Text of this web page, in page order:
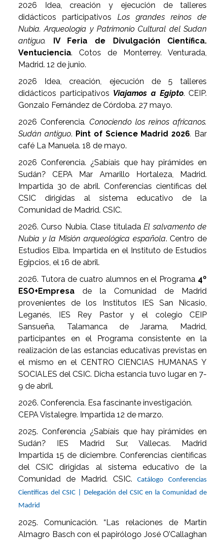
2026 Idea, creación y ejecución de talleres
didácticos participativosLos grandes reinos de
Nubia. Arqueología y Patrimonio Cultural del Sudan
antiguo.
IV Feria de Divulgación Científica.
Ventuciencia. Cotos de Monterrey. Venturada,
Madrid. 12 de junio.
2026 Idea, creación, ejecución de 5 talleres
didácticos participativos Viajamos a Egipto. CEIP.
Gonzalo Fernández de Córdoba. 27 mayo.
2026 Conferencia. Conociendo los reinos africanos.
Sudán antiguo. Pint of Science Madrid 2026. Bar
café La Manuela. 18 de mayo.
2026 Conferencia. ¿Sabíais que hay pirámides en
Sudán? CEPA Mar Amarillo Hortaleza, Madrid.
Impartida 30 de abril. Conferencias científicas del
CSIC dirigidas al sistema educativo de la
Comunidad de Madrid. CSIC.
2026. Curso Nubia. Clase tituladaEl salvamento de
Nubia y la Misión arqueológica española. Centro de
Estudios Elba. Impartida en el Instituto de Estudios
Egipcios, el 16 de abril.
2026. Tutora de cuatro alumnos en el Programa 4º
ESO+Empresa de la Comunidad de Madrid
provenientes de los Institutos IES San Nicasio,
Leganés, IES Rey Pastor y el colegio CEIP
Sansueña, Talamanca de Jarama, Madrid,
participantes en el Programa consistente en la
realización de las estancias educativas previstas en
el mismo en el CENTRO CIENCIAS HUMANAS Y
SOCIALES del CSIC. Dicha estancia tuvo lugar en 7-
9 de abril.
2026. Conferencia. Esa fascinante investigación.
CEPA Vistalegre. Impartida 12 de marzo.
2025. Conferencia ¿Sabíais que hay pirámides en
Sudán? IES Madrid Sur, Vallecas. Madrid
Impartida 15 de diciembre. Conferencias científicas
del CSIC dirigidas al sistema educativo de la
Comunidad de Madrid. CSIC.Catálogo Conferencias
Científicas del CSIC | Delegación del CSIC en la Comunidad de
Madrid
2025. Comunicación. “Las relaciones de Martín
Almagro Basch con el papirólogo José O’Callaghan